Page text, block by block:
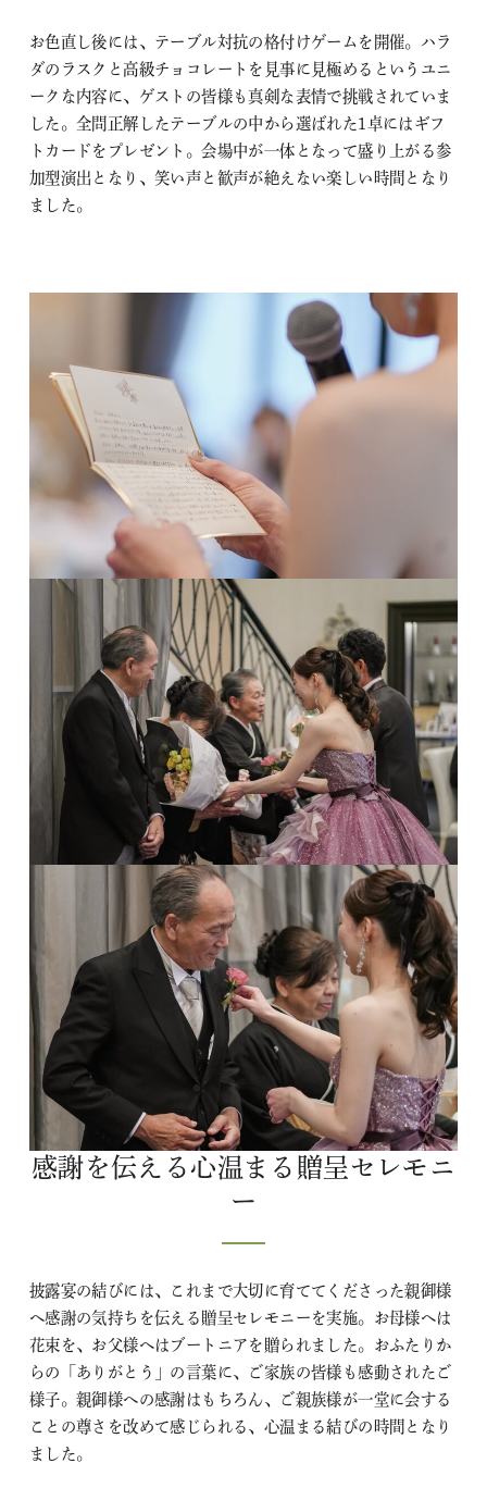
お色直し後には、テーブル対抗の格付けゲームを開催。ハラ
ダのラスクと高級チョコレートを見事に見極めるというユニ
ークな内容に、ゲストの皆様も真剣な表情で挑戦されていま
した。全問正解したテーブルの中から選ばれた1卓にはギフ
トカードをプレゼント。会場中が一体となって盛り上がる参
加型演出となり、笑い声と歓声が絶えない楽しい時間となり
ました。
感謝を伝える心温まる贈呈セレモニ
ー
披露宴の結びには、これまで大切に育ててくださった親御様
へ感謝の気持ちを伝える贈呈セレモニーを実施。お母様へは
花束を、お父様へはブートニアを贈られました。おふたりか
らの「ありがとう」の言葉に、ご家族の皆様も感動されたご
様子。親御様への感謝はもちろん、ご親族様が一堂に会する
ことの尊さを改めて感じられる、心温まる結びの時間となり
ました。